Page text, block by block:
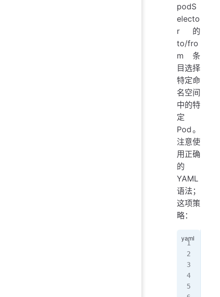
podS
electo
r 的
to/fro
m 条
目选择
特定命
名空间
中的特
定
Pod。
注意使
用正确
的
YAML
语法；
这项策
略：